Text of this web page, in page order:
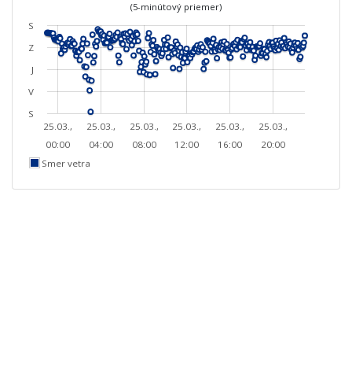
(5-minútový priemer)
25.03.,
00:00
25.03.,
04:00
25.03.,
08:00
25.03.,
12:00
25.03.,
16:00
25.03.,
20:00
S
S
V
J
Z
Smer vetra